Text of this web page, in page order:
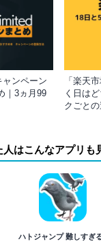
ャンペーン
｜3ヵ月99
「楽天
く日は
クごと
人はこんなアプリも
ハトジャンプ 難しすぎ